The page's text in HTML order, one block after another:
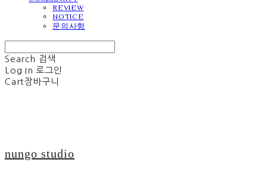
REVIEW
NOTICE
문의사항
Search 검색
Log In 로그인
Cart장바구니
nungo studio